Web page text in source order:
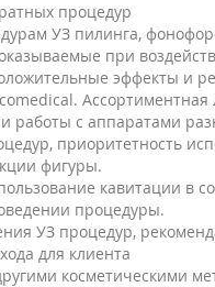
процедур
УЗ пилинга,
при
эффекты и
работы с аппаратами
приоритетность
фигуры.
кавитации
процедуры.
УЗ процедур,
для клиента
косметическими